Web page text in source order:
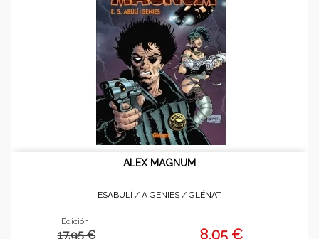
ALEX MAGNUM
ESABULÍ / A GENIES / GLÉNAT
Edición:
17.95 € 8,05 €